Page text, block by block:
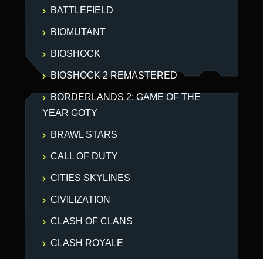
BATTLEFIELD
BIOMUTANT
BIOSHOCK
BIOSHOCK 2 REMASTERED
BORDERLANDS 2: GAME OF THE
YEAR GOTY
BRAWL STARS
CALL OF DUTY
CITIES SKYLINES
CIVILIZATION
CLASH OF CLANS
CLASH ROYALE